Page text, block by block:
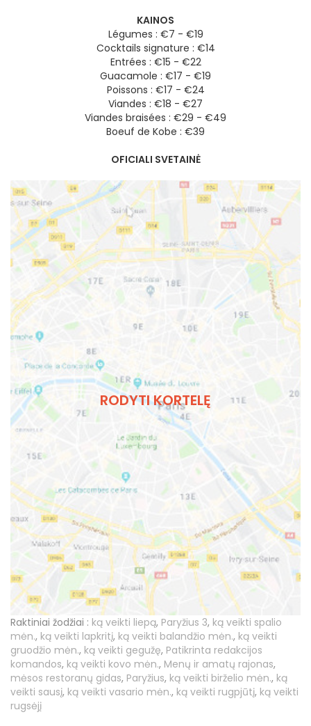
KAINOS
Légumes : €7 - €19
Cocktails signature : €14
Entrées : €15 - €22
Guacamole : €17 - €19
Poissons : €17 - €24
Viandes : €18 - €27
Viandes braisées : €29 - €49
Boeuf de Kobe : €39
OFICIALI SVETAINĖ
RODYTI KORTELĘ
Raktiniai žodžiai : ką veikti liepą, Paryžius 3, ką veikti spalio
mėn., ką veikti lapkritį, ką veikti balandžio mėn., ką veikti
gruodžio mėn., ką veikti gegužę, Patikrinta redakcijos
komandos, ką veikti kovo mėn., Menų ir amatų rajonas,
mėsos restoranų gidas, Paryžius, ką veikti birželio mėn., ką
veikti sausį, ką veikti vasario mėn., ką veikti rugpjūtį, ką veikti
rugsėjį